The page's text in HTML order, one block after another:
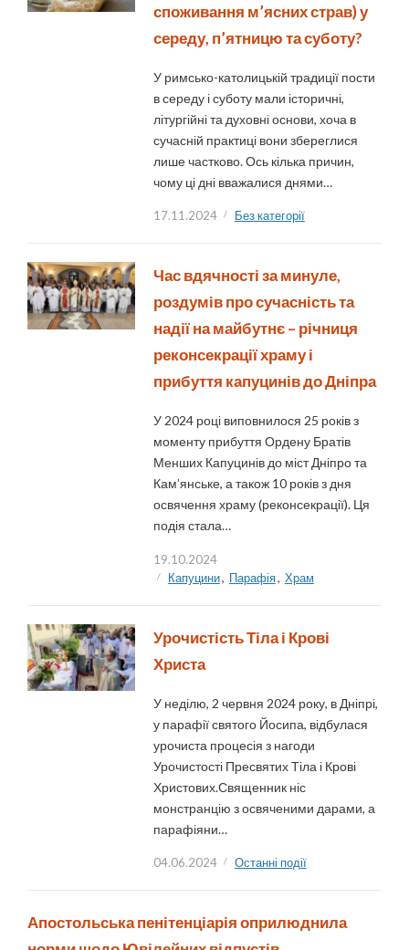
споживання м’ясних страв) у
середу, п’ятницю та суботу?
У римсько-католицькій традиції пости
в середу і суботу мали історичні,
літургійні та духовні основи, хоча в
сучасній практиці вони збереглися
лише частково. Ось кілька причин,
чому ці дні вважалися днями…
17.11.2024 Без категорії
Час вдячності за минуле,
роздумів про сучасність та
надії на майбутнє – річниця
реконсекрації храму і
прибуття капуцинів до Дніпра
У 2024 році виповнилося 25 років з
моменту прибуття Ордену Братів
Менших Капуцинів до міст Дніпро та
Кам’янське, а також 10 років з дня
освячення храму (реконсекрації). Ця
подія стала…
19.10.2024
Капуцини, Парафія, Храм
Урочистість Тіла і Крові
Христа
У неділю, 2 червня 2024 року, в Дніпрі,
у парафії святого Йосипа, відбулася
урочиста процесія з нагоди
Урочистості Пресвятих Тіла і Крові
Христових.Священник ніс
монстранцію з освяченими дарами, а
парафіяни…
04.06.2024 Останні події
Апостольська пенітенціарія оприлюднила